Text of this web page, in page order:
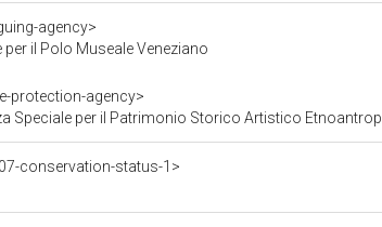
agency>
il Polo Museale Veneziano
protection-agency>
Storico Artistico Etnoantropologico e per il Polo Museale della citta'
conservation-status-1>